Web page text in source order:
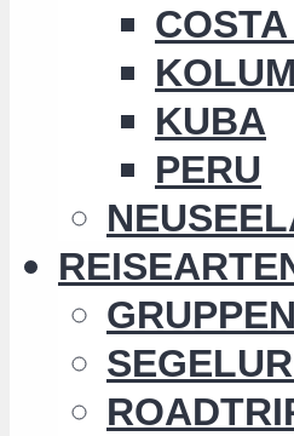
KUBA
PERU